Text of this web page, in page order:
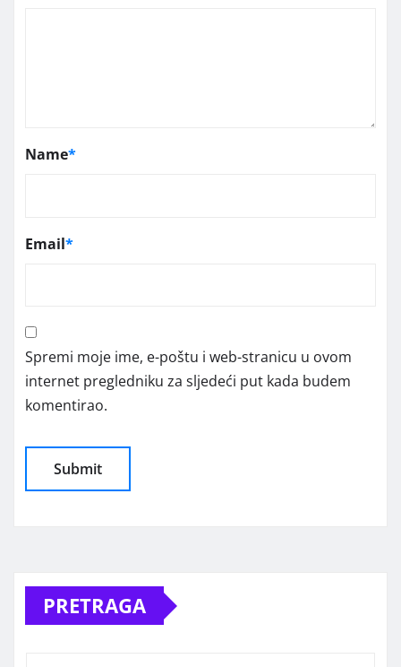
Name*
Email*
Spremi moje ime, e-poštu i web-stranicu u ovom
internet pregledniku za sljedeći put kada budem
komentirao.
PRETRAGA